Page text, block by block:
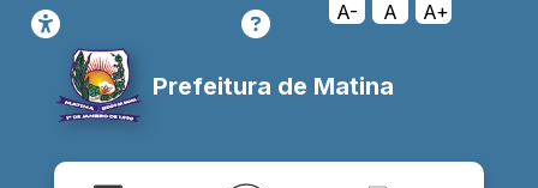
A- A A+
Prefeitura de Matina